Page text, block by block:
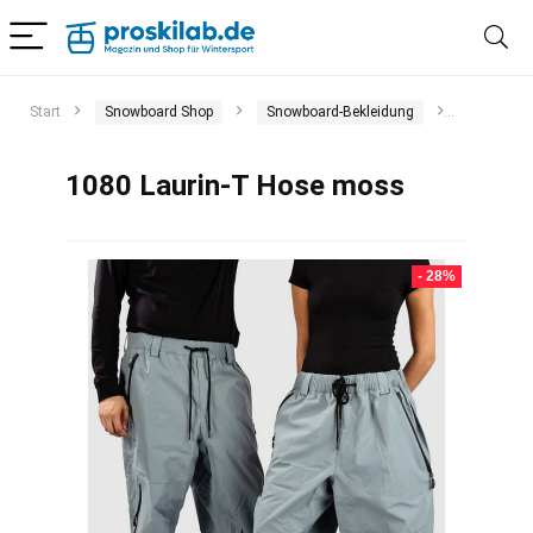
Start Snowboard Shop Snowboard-Bekleidung
1080 Laurin-T Hose moss
- 28%